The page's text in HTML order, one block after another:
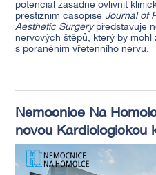
potenciál zásadně ovlivnit
prestižním časopise Journal of
Aesthetic Surgerypředstavuje
nervových štěpů, který by
s poraněním vřetenního nervu.
Nemocnice Na
novou Kardiologickou